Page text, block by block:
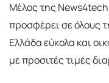
Μέλος της
προσφέρει σε όλους
Ελλάδα εύκολα και
με προσιτές τιμές